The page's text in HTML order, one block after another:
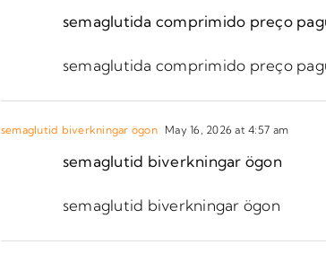
semaglutida comprimido preço
semaglutida comprimido preço
semaglutid biverkningar ögon May 16, 2026 at 4:57 am
semaglutid biverkningar ögon
semaglutid biverkningar ögon